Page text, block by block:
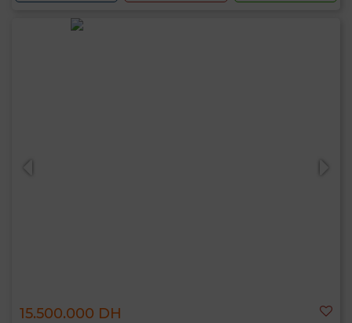
15.500.000 DH